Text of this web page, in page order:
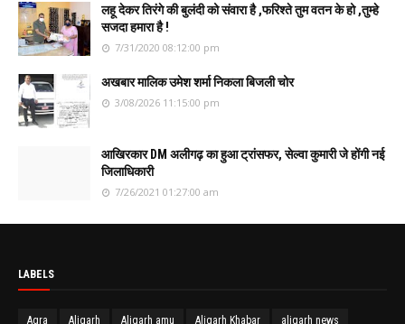
लहू देकर तिरंगे की बुलंदी को संवारा है ,फरिश्ते तुम वतन के हो ,तुम्हे
सजदा हमारा है !
7/31/2020 08:12:00 pm
अखबार मालिक उमेश शर्मा निकला बिजली चोर
3/08/2026 11:15:00 pm
आखिरकार DM अलीगढ़ का हुआ ट्रांसफर, सेल्वा कुमारी जे होंगी नई
जिलाधिकारी
7/26/2021 01:27:00 am
LABELS
Agra Aligarh Aligarh amu Aligarh Khabar aligarh news